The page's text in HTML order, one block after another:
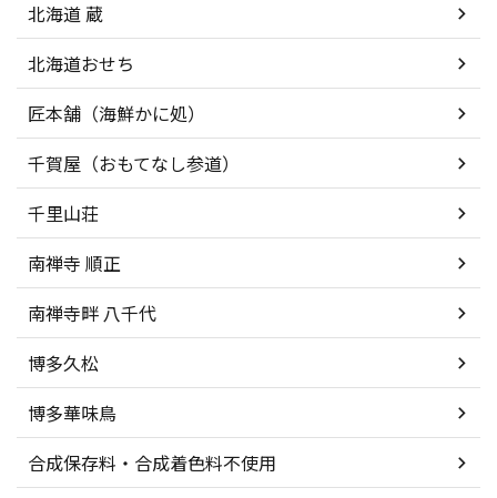
北海道 蔵
北海道おせち
匠本舗（海鮮かに処）
千賀屋（おもてなし参道）
千里山荘
南禅寺 順正
南禅寺畔 八千代
博多久松
博多華味鳥
合成保存料・合成着色料不使用